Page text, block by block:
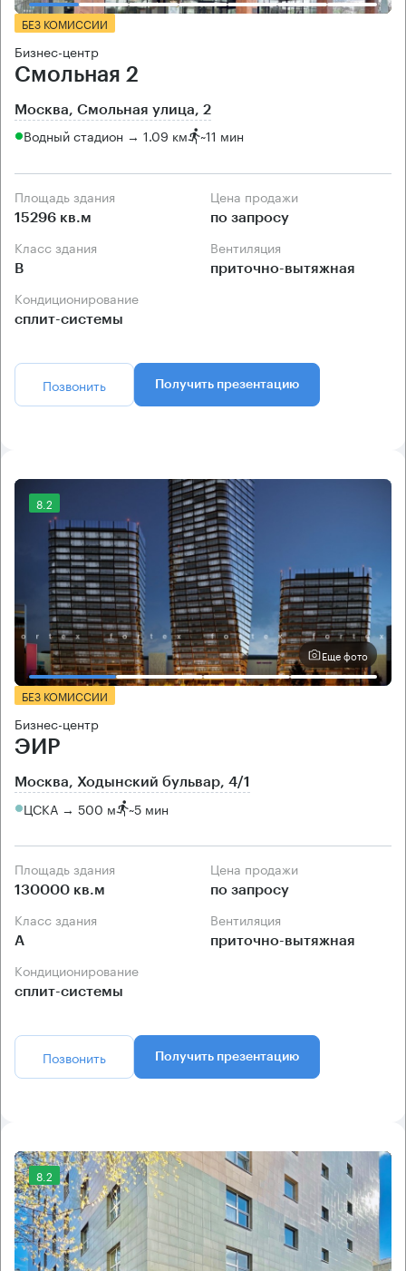
БЕЗ КОМИССИИ
Бизнес-центр
Смольная 2
Москва, Смольная улица, 2
Водный стадион → 1.09 км ~11 мин
Площадь здания
15296 кв.м
Цена продажи
по запросу
Класс здания
B
Вентиляция
приточно-вытяжная
Кондиционирование
сплит-системы
Позвонить Получить презентацию
8.2
Еще фото
БЕЗ КОМИССИИ
Бизнес-центр
ЭИР
Москва, Ходынский бульвар, 4/1
ЦСКА → 500 м ~5 мин
Площадь здания
130000 кв.м
Цена продажи
по запросу
Класс здания
А
Вентиляция
приточно-вытяжная
Кондиционирование
сплит-системы
Позвонить Получить презентацию
8.2